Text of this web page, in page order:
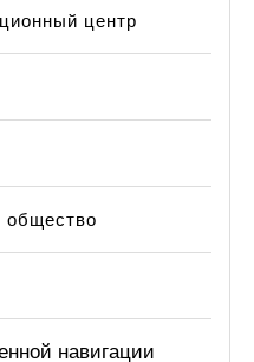
центр
общество
навигации